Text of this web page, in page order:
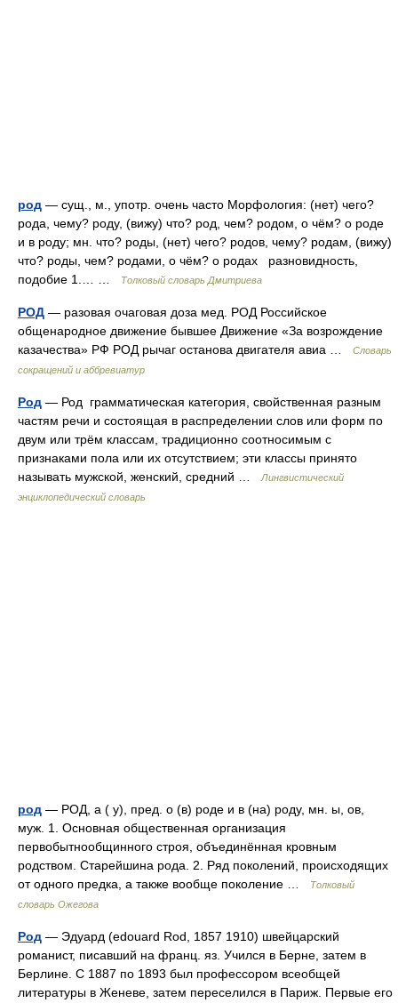
род — сущ., м., употр. очень часто Морфология: (нет) чего?
рода, чему? роду, (вижу) что? род, чем? родом, о чём? о роде
и в роду; мн. что? роды, (нет) чего? родов, чему? родам, (вижу)
что? роды, чем? родами, о чём? о родах разновидность,
подобие 1.… …
Толковый словарь Дмитриева
РОД — разовая очаговая доза мед. РОД Российское
общенародное движение бывшее Движение «За возрождение
казачества» РФ РОД рычаг останова двигателя авиа …
Словарь
сокращений и аббревиатур
Род — Род грамматическая категория, свойственная разным
частям речи и состоящая в распределении слов или форм по
двум или трём классам, традиционно соотносимым с
признаками пола или их отсутствием; эти классы принято
называть мужской, женский, средний …
Лингвистический
энциклопедический словарь
род — РОД, а ( у), пред. о (в) роде и в (на) роду, мн. ы, ов,
муж. 1. Основная общественная организация
первобытнообщинного строя, объединённая кровным
родством. Старейшина рода. 2. Ряд поколений, происходящих
от одного предка, а также вообще поколение …
Толковый
словарь Ожегова
Род — Эдуард (edouard Rod, 1857 1910) швейцарский
романист, писавший на франц. яз. Учился в Берне, затем в
Берлине. С 1887 по 1893 был профессором всеобщей
литературы в Женеве, затем переселился в Париж. Первые его